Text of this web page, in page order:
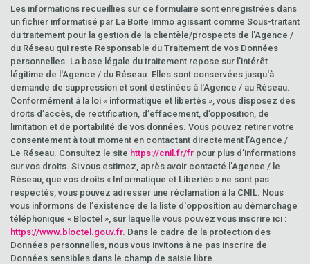
Les informations recueillies sur ce formulaire sont enregistrées dans
un fichier informatisé par La Boite Immo agissant comme Sous-traitant
du traitement pour la gestion de la clientèle/prospects de l'Agence /
du Réseau qui reste Responsable du Traitement de vos Données
personnelles. La base légale du traitement repose sur l'intérêt
légitime de l'Agence / du Réseau. Elles sont conservées jusqu'à
demande de suppression et sont destinées à l'Agence / au Réseau.
Conformément à la loi « informatique et libertés », vous disposez des
droits d’accès, de rectification, d’effacement, d’opposition, de
limitation et de portabilité de vos données. Vous pouvez retirer votre
consentement à tout moment en contactant directement l’Agence /
Le Réseau. Consultez le site https://cnil.fr/fr pour plus d’informations
sur vos droits. Si vous estimez, après avoir contacté l'Agence / le
Réseau, que vos droits « Informatique et Libertés » ne sont pas
respectés, vous pouvez adresser une réclamation à la CNIL. Nous
vous informons de l’existence de la liste d'opposition au démarchage
téléphonique « Bloctel », sur laquelle vous pouvez vous inscrire ici :
https://www.bloctel.gouv.fr. Dans le cadre de la protection des
Données personnelles, nous vous invitons à ne pas inscrire de
Données sensibles dans le champ de saisie libre.